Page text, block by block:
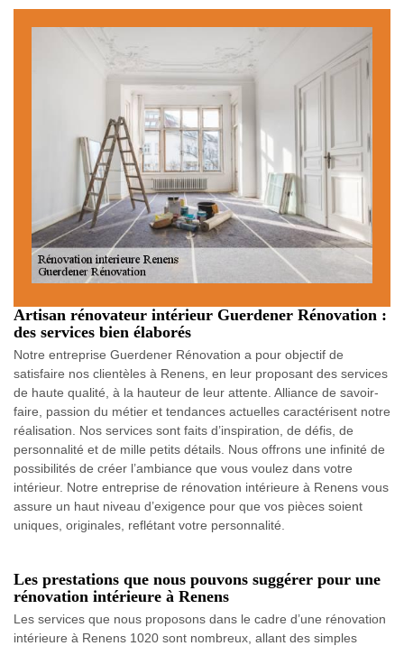
Artisan rénovateur intérieur Guerdener Rénovation :
des services bien élaborés
Notre entreprise Guerdener Rénovation a pour objectif de
satisfaire nos clientèles à Renens, en leur proposant des services
de haute qualité, à la hauteur de leur attente. Alliance de savoir-
faire, passion du métier et tendances actuelles caractérisent notre
réalisation. Nos services sont faits d’inspiration, de défis, de
personnalité et de mille petits détails. Nous offrons une infinité de
possibilités de créer l’ambiance que vous voulez dans votre
intérieur. Notre entreprise de rénovation intérieure à Renens vous
assure un haut niveau d’exigence pour que vos pièces soient
uniques, originales, reflétant votre personnalité.
Les prestations que nous pouvons suggérer pour une
rénovation intérieure à Renens
Les services que nous proposons dans le cadre d’une rénovation
intérieure à Renens 1020 sont nombreux, allant des simples